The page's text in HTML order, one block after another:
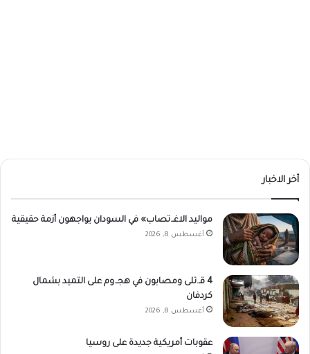
أخر الاخبار
مواليد الاغـ.تصاب» في السودان يواجهون أزمة حقيقية
أغسطس 8, 2026
4 قـ.تلى ومصابون في هجـ.وم على التميد بشمال
كردفان
أغسطس 8, 2026
عقوبات أمريكية جديدة على روسيا